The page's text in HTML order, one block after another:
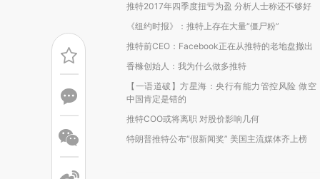
推特2017年四季度扭亏为盈 分析人士称还不够好
《纽约时报》：推特上存在大量“僵尸粉”
推特前CEO：Facebook正在从推特的老地盘撤出
香橼创始人：我为什么做多推特
【一语道破】方星海：央行有能力管控风险 做空
中国肯定是错的
推特COO或将离职 对股价影响几何
特朗普推特公布“假新闻奖” 美国主流媒体齐上榜